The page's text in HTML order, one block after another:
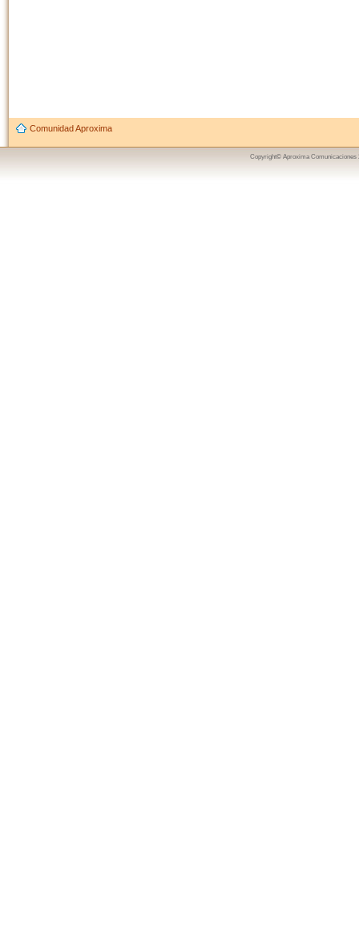
Comunidad Aproxima
Copyright© Aproxima Comunicaciones